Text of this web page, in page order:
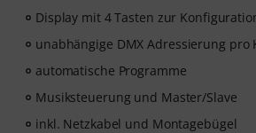
Display mit 4 Tasten zur
unabhängige DMX Adressierung pro
automatische Programme
Musiksteuerung und Master/Slave
inkl. Netzkabel und Montagebügel